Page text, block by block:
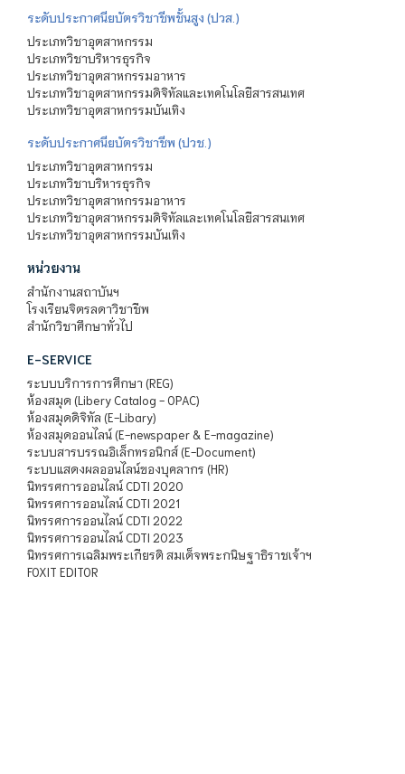
ระดับประกาศนียบัตรวิชาชีพชั้นสูง (ปวส.)
ประเภทวิชาอุตสาหกรรม
ประเภทวิชาบริหารธุรกิจ
ประเภทวิชาอุตสาหกรรมอาหาร
ประเภทวิชาอุตสาหกรรมดิจิทัลและเทคโนโลยีสารสนเทศ
ประเภทวิชาอุตสาหกรรมบันเทิง
ระดับประกาศนียบัตรวิชาชีพ (ปวช.)
ประเภทวิชาอุตสาหกรรม
ประเภทวิชาบริหารธุรกิจ
ประเภทวิชาอุตสาหกรรมอาหาร
ประเภทวิชาอุตสาหกรรมดิจิทัลและเทคโนโลยีสารสนเทศ
ประเภทวิชาอุตสาหกรรมบันเทิง
หน่วยงาน
สำนักงานสถาบันฯ
โรงเรียนจิตรลดาวิชาชีพ
สำนักวิชาศึกษาทั่วไป
E-SERVICE
ระบบบริการการศึกษา (REG)
ห้องสมุด (Libery Catalog - OPAC)
ห้องสมุดดิจิทัล (E-Libary)
ห้องสมุดออนไลน์ (E-newspaper & E-magazine)
ระบบสารบรรณอิเล็กทรอนิกส์ (E-Document)
ระบบแสดงผลออนไลน์ของบุคลากร (HR)
นิทรรศการออนไลน์ CDTI 2020
นิทรรศการออนไลน์ CDTI 2021
นิทรรศการออนไลน์ CDTI 2022
นิทรรศการออนไลน์ CDTI 2023
นิทรรศการเฉลิมพระเกียรติ สมเด็จพระกนิษฐาธิราชเจ้าฯ
FOXIT EDITOR